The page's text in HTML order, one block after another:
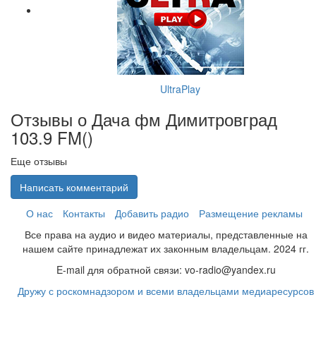
UltraPlay
Отзывы о Дача фм Димитровград
103.9 FM()
Еще отзывы
Написать комментарий
О нас
Контакты Добавить радио
Размещение рекламы
Все права на аудио и видео материалы, представленные на
нашем сайте принадлежат их законным владельцам. 2024 гг.
E-mail для обратной связи: vo-radio@yandex.ru
Дружу с роскомнадзором и всеми владельцами медиаресурсов